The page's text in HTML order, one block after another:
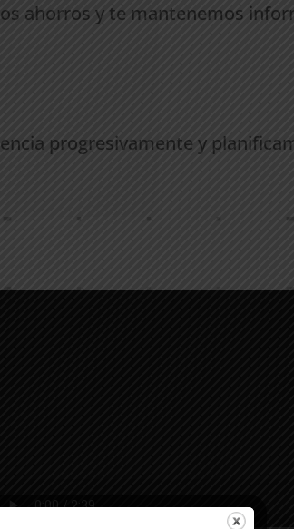
ahorros y te mantenemos
progresivamente y